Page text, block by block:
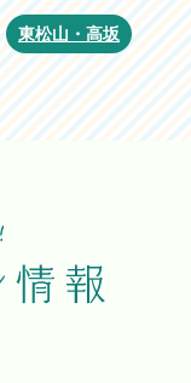
東松山・高坂